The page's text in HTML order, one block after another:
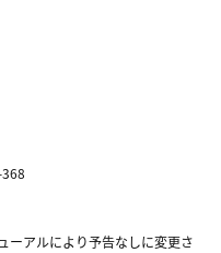
アルにより予告なしに変更さ